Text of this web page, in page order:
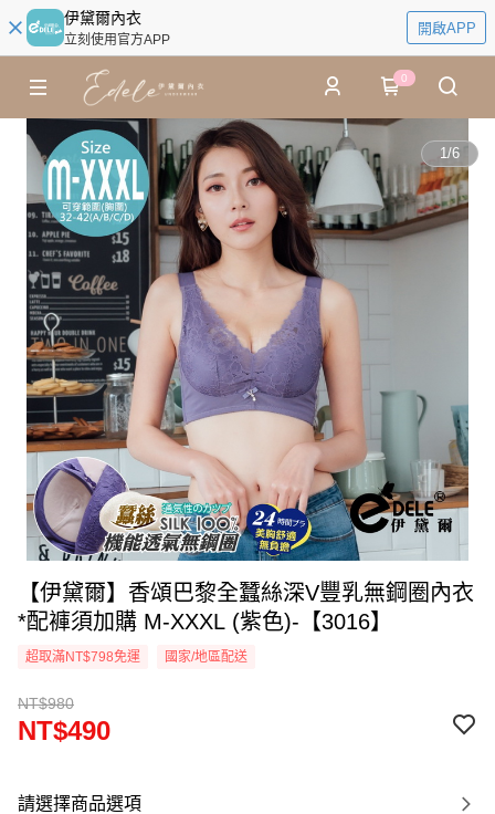
伊黛爾內衣
立刻使用官方APP
開啟APP
0
1/6
【伊黛爾】香頌巴黎全蠶絲深V豐乳無鋼圈內衣
*配褲須加購 M-XXXL (紫色)-【3016】
超取滿NT$798免運 國家/地區配送
NT$980
NT$490
請選擇商品選項